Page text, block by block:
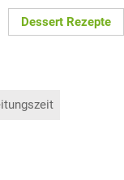
Dessert Rezepte